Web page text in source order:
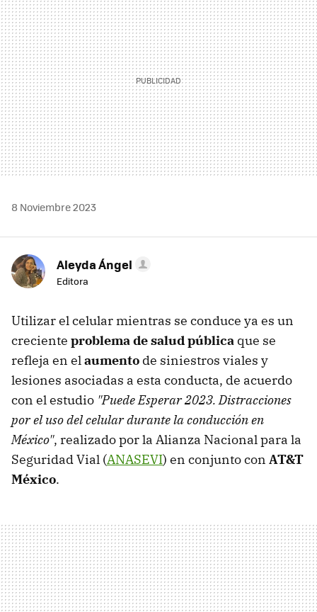
8 Noviembre 2023
Aleyda Ángel
Editora
Utilizar el celular mientras se conduce ya es un
creciente problema de salud pública que se
refleja en elaumento de siniestros viales y
lesiones asociadas a esta conducta, de acuerdo
con el estudio "Puede Esperar 2023. Distracciones
por el uso del celular durante la conducción en
México", realizado por la Alianza Nacional para la
Seguridad Vial (ANASEVI) en conjunto con AT&T
México.